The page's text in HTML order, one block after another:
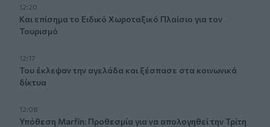
12:20
Και επίσημα το Ειδικό Χωροταξικό Πλαίσιο για τον
Τουρισμό
12:17
Του έκλεψαν την αγελάδα και ξέσπασε στα κοινωνικά
δίκτυα
12:08
Υπόθεση Marfin: Προθεσμία για να απολογηθεί την Τρίτη